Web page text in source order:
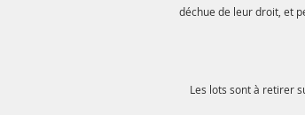
déchue de leur droit, et
Les lots sont à retirer